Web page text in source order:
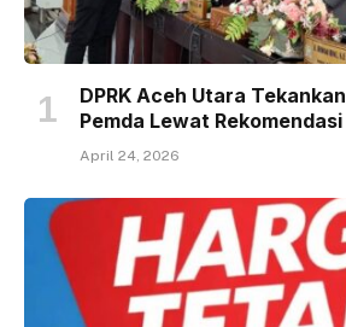
DPRK Aceh Utara
Pemda Lewat
April 24, 2026